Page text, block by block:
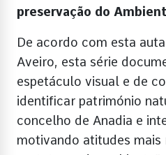
preservação do
De acordo com esta
Aveiro, esta série
espetáculo visual e de
identificar património
concelho de Anadia e
motivando atitudes mais